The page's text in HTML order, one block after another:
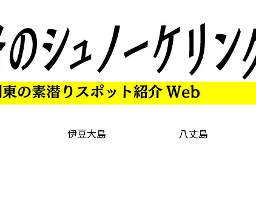
伊豆大島 八丈島